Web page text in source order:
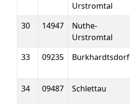
Urstromtal
30 14947
Nuthe-
Urstromtal
33 09235 Burkhardtsdorf
34 09487 Schlettau